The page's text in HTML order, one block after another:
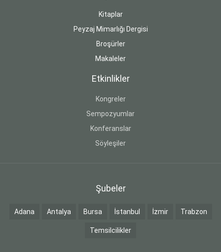
Kitaplar
Peyzaj Mimarlığı Dergisi
Broşürler
Makaleler
Etkinlikler
Kongreler
Sempozyumlar
Konferanslar
Söyleşiler
Şubeler
Adana Antalya Bursa İstanbul İzmir Trabzon
Temsilcilikler